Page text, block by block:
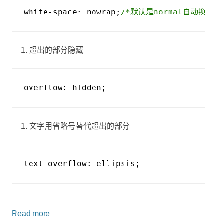
white-space : nowrap ; /*默认是normal自动换
超出的部分隐藏
overflow: hidden ;
文字用省略号替代超出的部分
text-overflow: ellipsis ;
...
Read more